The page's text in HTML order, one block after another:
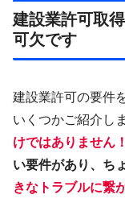
建設業許可取
可欠です
建設業許可の要件
いくつかご紹介し
けではありません！
い要件があり、ち
きなトラブルに繋